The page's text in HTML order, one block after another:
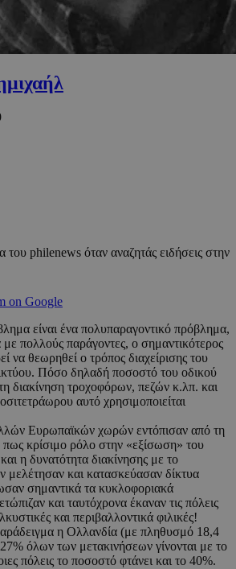
του philenews όταν αναζητάς ειδήσεις στην
on Google
είναι ένα πολυπαραγοντικό πρόβλημα,
με πολλούς παράγοντες, ο σημαντικότερος
να θεωρηθεί ο τρόπος διαχείρισης του
Πόσο δηλαδή ποσοστό του οδικού
τη διακίνηση τροχοφόρων, πεζών κ.λπ. και
αυτό χρησιμοποιείται
Ευρωπαϊκών χωρών εντόπισαν από τη
πως κρίσιμο ρόλο στην «εξίσωση» του
η δυνατότητα διακίνησης με το
μελέτησαν και κατασκεύασαν δίκτυα
σημαντικά τα κυκλοφοριακά
και ταυτόχρονα έκαναν τις πόλεις
και περιβαλλοντικά φιλικές!
η Ολλανδία (με πληθυσμό 18,4
όλων των μετακινήσεων γίνονται με το
πόλεις το ποσοστό φτάνει και το 40%.